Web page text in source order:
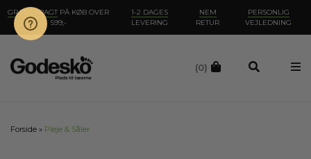
GRATIS FRAGT PÅ KØB OVER
599,-
1-2 DAGES
LEVERING
NEM
RETUR
PERSONLIG
VEJLEDNING
(0)
Forside » Pleje & Såler